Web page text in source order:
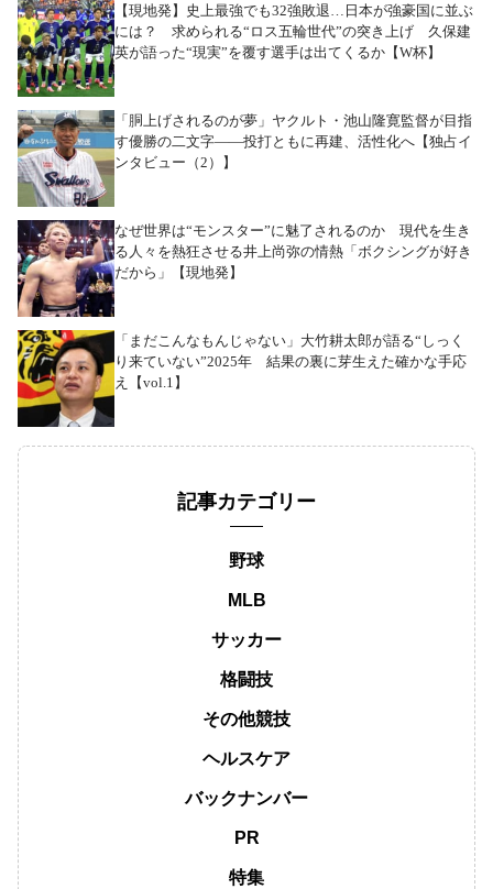
【現地発】史上最強でも32強敗退…日本が強豪国に並ぶ
には？ 求められる“ロス五輪世代”の突き上げ 久保建
英が語った“現実”を覆す選手は出てくるか【W杯】
「胴上げされるのが夢」ヤクルト・池山隆寛監督が目指
す優勝の二文字――投打ともに再建、活性化へ【独占イ
ンタビュー（2）】
なぜ世界は“モンスター”に魅了されるのか 現代を生き
る人々を熱狂させる井上尚弥の情熱「ボクシングが好き
だから」【現地発】
「まだこんなもんじゃない」大竹耕太郎が語る“しっく
り来ていない”2025年 結果の裏に芽生えた確かな手応
え【vol.1】
記事カテゴリー
野球
MLB
サッカー
格闘技
その他競技
ヘルスケア
バックナンバー
PR
特集